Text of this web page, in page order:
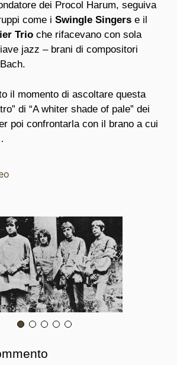
dei Procol Harum, seguiva
come i Swingle Singers e il
Trio che rifacevano con sola
jazz – brani di compositori
il momento di ascoltare questa
di “A whiter shade of pale” dei
poi confrontarla con il brano a cui